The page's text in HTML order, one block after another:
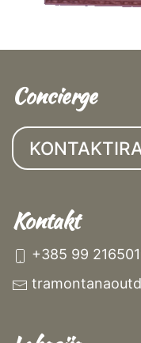
Concierge
Kontakt
+385 99